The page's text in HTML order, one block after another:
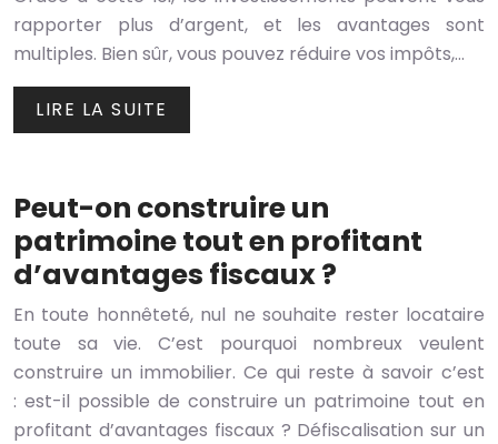
rapporter plus d’argent, et les avantages sont
multiples. Bien sûr, vous pouvez réduire vos impôts,…
LIRE LA SUITE
Peut-on construire un
patrimoine tout en profitant
d’avantages fiscaux ?
En toute honnêteté, nul ne souhaite rester locataire
toute sa vie. C’est pourquoi nombreux veulent
construire un immobilier. Ce qui reste à savoir c’est
: est-il possible de construire un patrimoine tout en
profitant d’avantages fiscaux ? Défiscalisation sur un